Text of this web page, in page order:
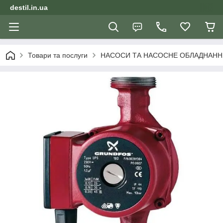
destil.in.ua
Товари та послуги НАСОСИ ТА НАСОСНЕ